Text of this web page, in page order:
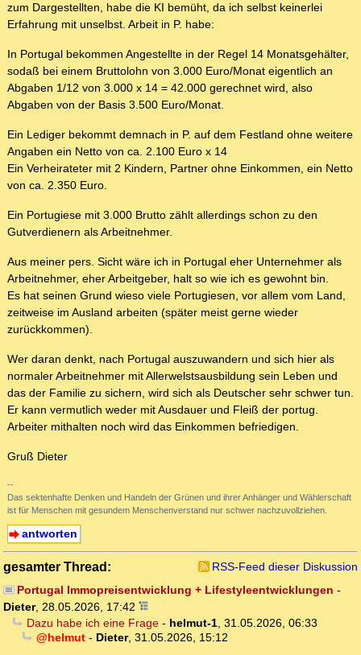
zum Dargestellten, habe die KI bemüht, da ich selbst keinerlei
Erfahrung mit unselbst. Arbeit in P. habe:
In Portugal bekommen Angestellte in der Regel 14 Monatsgehälter,
sodaß bei einem Bruttolohn von 3.000 Euro/Monat eigentlich an
Abgaben 1/12 von 3.000 x 14 = 42.000 gerechnet wird, also
Abgaben von der Basis 3.500 Euro/Monat.
Ein Lediger bekommt demnach in P. auf dem Festland ohne weitere
Angaben ein Netto von ca. 2.100 Euro x 14
Ein Verheirateter mit 2 Kindern, Partner ohne Einkommen, ein Netto
von ca. 2.350 Euro.
Ein Portugiese mit 3.000 Brutto zählt allerdings schon zu den
Gutverdienern als Arbeitnehmer.
Aus meiner pers. Sicht wäre ich in Portugal eher Unternehmer als
Arbeitnehmer, eher Arbeitgeber, halt so wie ich es gewohnt bin.
Es hat seinen Grund wieso viele Portugiesen, vor allem vom Land,
zeitweise im Ausland arbeiten (später meist gerne wieder
zurückkommen).
Wer daran denkt, nach Portugal auszuwandern und sich hier als
normaler Arbeitnehmer mit Allerwelstsausbildung sein Leben und
das der Familie zu sichern, wird sich als Deutscher sehr schwer tun.
Er kann vermutlich weder mit Ausdauer und Fleiß der portug.
Arbeiter mithalten noch wird das Einkommen befriedigen.
Gruß Dieter
--
Das sektenhafte Denken und Handeln der Grünen und ihrer Anhänger und Wählerschaft
ist für Menschen mit gesundem Menschenverstand nur schwer nachzuvollziehen.
antworten
gesamter Thread:
RSS-Feed dieser Diskussion
Portugal Immopreisentwicklung + Lifestyleentwicklungen -
Dieter, 28.05.2026, 17:42
Dazu habe ich eine Frage- helmut-1, 31.05.2026, 06:33
@helmut- Dieter, 31.05.2026, 15:12